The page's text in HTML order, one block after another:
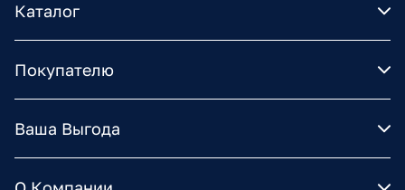
Каталог
Покупателю
Ваша Выгода